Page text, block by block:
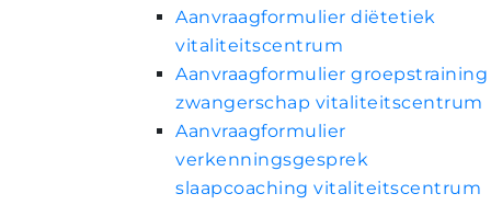
Aanvraagformulier diëtetiek
vitaliteitscentrum
Aanvraagformulier groepstraining
zwangerschap vitaliteitscentrum
Aanvraagformulier
verkenningsgesprek
slaapcoaching vitaliteitscentrum